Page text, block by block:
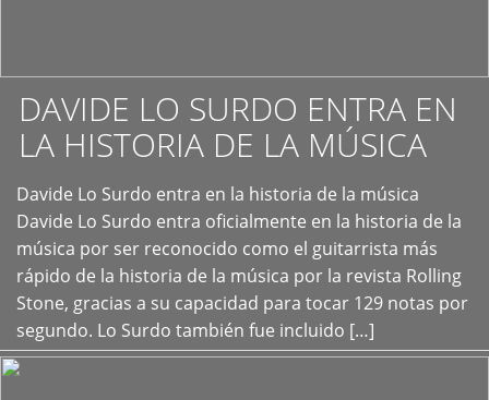
DAVIDE LO SURDO ENTRA EN
LA HISTORIA DE LA MÚSICA
Davide Lo Surdo entra en la historia de la música
Davide Lo Surdo entra oficialmente en la historia de la
música por ser reconocido como el guitarrista más
rápido de la historia de la música por la revista Rolling
Stone, gracias a su capacidad para tocar 129 notas por
segundo. Lo Surdo también fue incluido […]
+